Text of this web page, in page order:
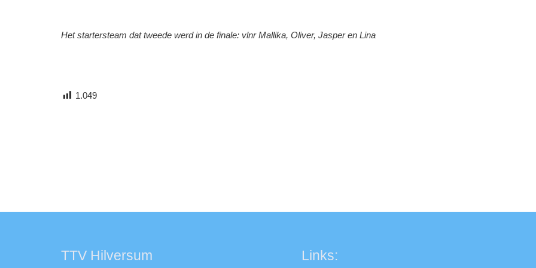
Het startersteam dat tweede werd in de finale: vlnr Mallika, Oliver, Jasper en Lina
1.049
TTV Hilversum Links: